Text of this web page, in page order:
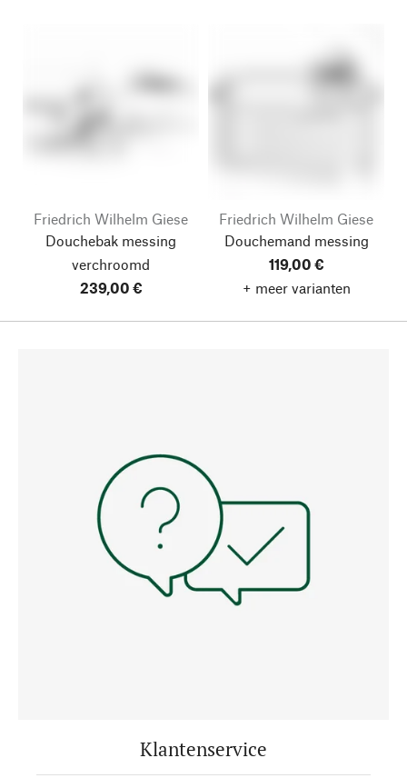
Friedrich Wilhelm Giese
Douchebak messing
verchroomd
239,00 €
Friedrich Wilhelm Giese
Douchemand messing
119,00 €
+ meer varianten
Klantenservice